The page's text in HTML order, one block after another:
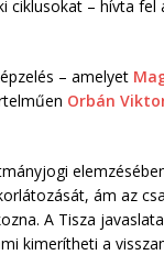
ciklusokat – hívta fel
– amelyet
Orbán
ám az
A Tisza
kimerítheti a